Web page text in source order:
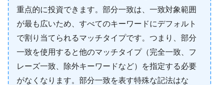
重点的に投資できます。部分一致は、一致対象範囲
が最も広いため、すべてのキーワードにデフォルト
で割り当てられるマッチタイプです。つまり、部分
一致を使用すると他のマッチタイプ（完全一致、フ
レーズ一致、除外キーワードなど）を指定する必要
がなくなります。部分一致を表す特殊な記法はな